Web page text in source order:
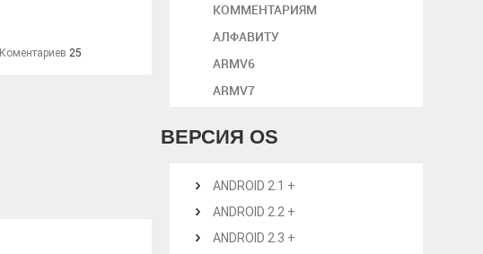
Коментариев25
КОММЕНТАРИЯМ
АЛФАВИТУ
ARMV6
ARMV7
ВЕРСИЯ OS
ANDROID 2.1 +
ANDROID 2.2 +
ANDROID 2.3 +